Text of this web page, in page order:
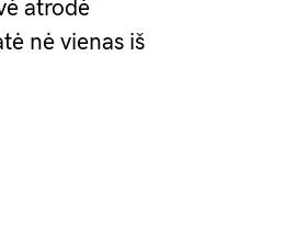
atrodė
nė vienas iš